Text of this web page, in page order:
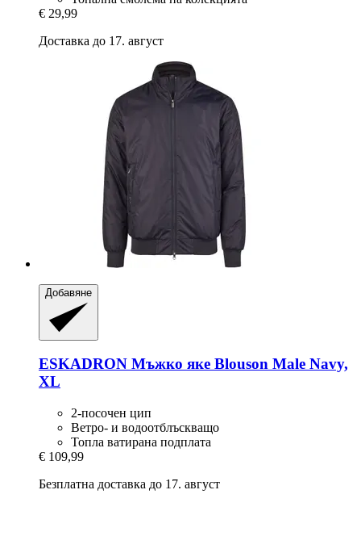
€ 29,99
Доставка до 17. август
Добавяне
ESKADRON Мъжко яке Blouson Male Navy,
XL
2-посочен цип
Ветро- и водоотблъскващо
Топла ватирана подплата
€ 109,99
Безплатна доставка до 17. август